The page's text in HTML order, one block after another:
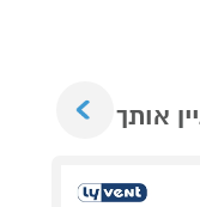
אותך